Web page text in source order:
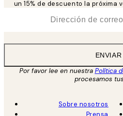
un 15% de descuento la próxima
ENVIAR
Por favor lee en nuestra Política
procesamos
Sobre nosotros